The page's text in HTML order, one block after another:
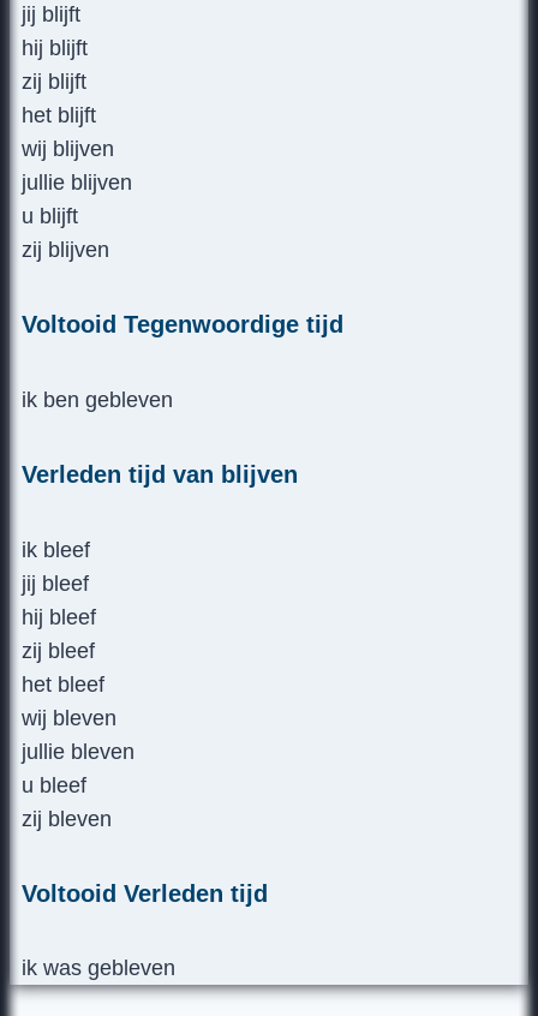
jij blijft
hij blijft
zij blijft
het blijft
wij blijven
jullie blijven
u blijft
zij blijven
Voltooid Tegenwoordige tijd
ik ben gebleven
Verleden tijd van blijven
ik bleef
jij bleef
hij bleef
zij bleef
het bleef
wij bleven
jullie bleven
u bleef
zij bleven
Voltooid Verleden tijd
ik was gebleven